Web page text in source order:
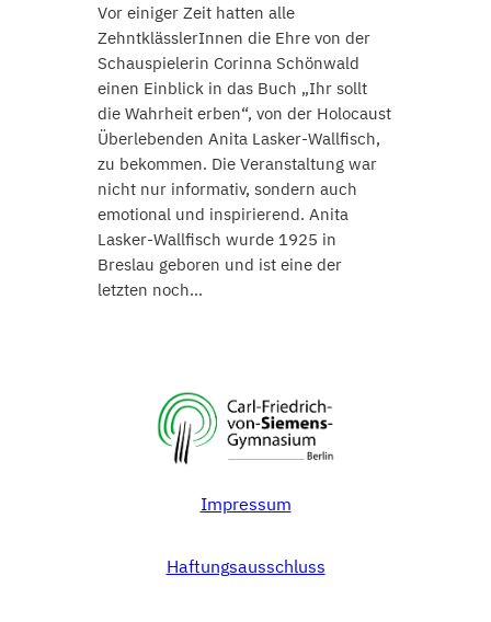
Vor einiger Zeit hatten alle
ZehntklässlerInnen die Ehre von der
Schauspielerin Corinna Schönwald
einen Einblick in das Buch „Ihr sollt
die Wahrheit erben“, von der Holocaust
Überlebenden Anita Lasker-Wallfisch,
zu bekommen. Die Veranstaltung war
nicht nur informativ, sondern auch
emotional und inspirierend. Anita
Lasker-Wallfisch wurde 1925 in
Breslau geboren und ist eine der
letzten noch…
Impressum
Haftungsausschluss